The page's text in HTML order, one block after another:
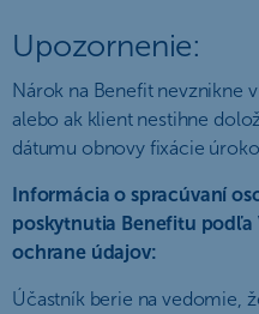
Upozornenie:
Nárok na Benefit nevznikne
alebo ak klient nestihne
dátumu obnovy fixácie
Informácia o spracúvaní
poskytnutia Benefitu podľa
ochrane údajov:
Účastník berie na vedomie,